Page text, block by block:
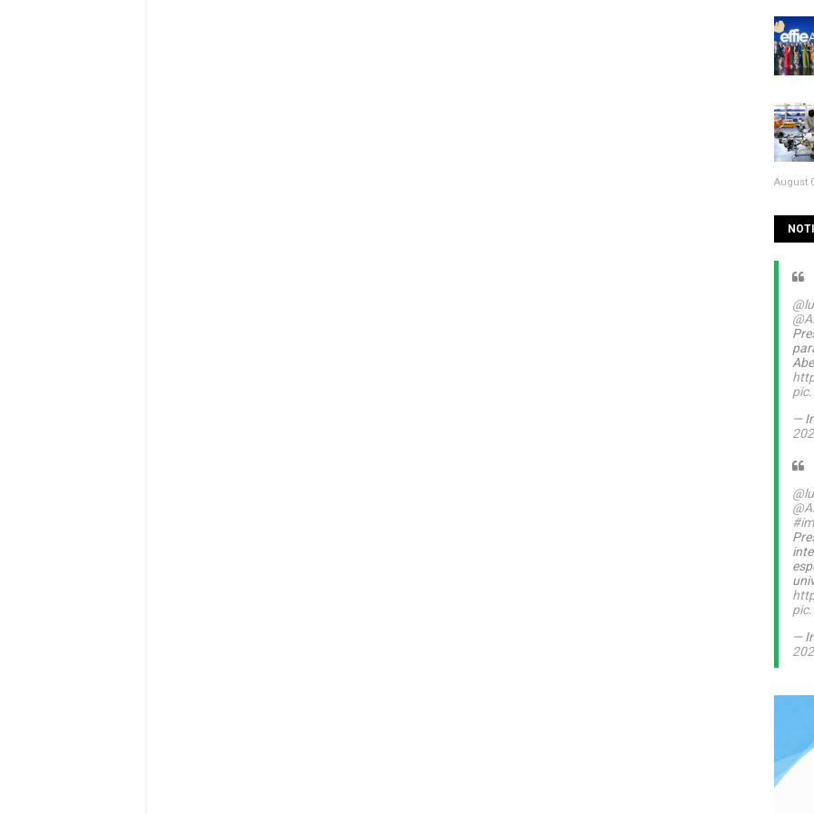
August
—
—